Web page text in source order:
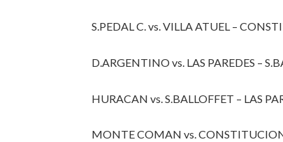
S.PEDAL C. vs. VILLA ATUEL –
D.ARGENTINO vs. LAS PAREDES –
HURACAN vs. S.BALLOFFET – LAS
MONTE COMAN vs. CONSTITUCION